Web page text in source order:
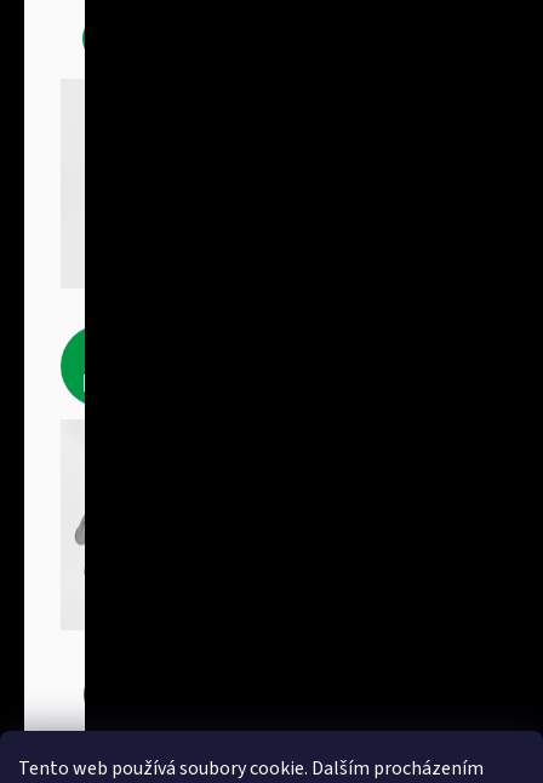
Tento web používá soubory cookie. Dalším procházením
produkty